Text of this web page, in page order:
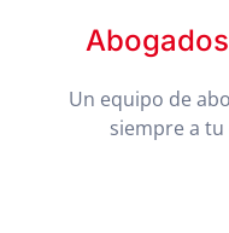
Un equipo de
siempre a